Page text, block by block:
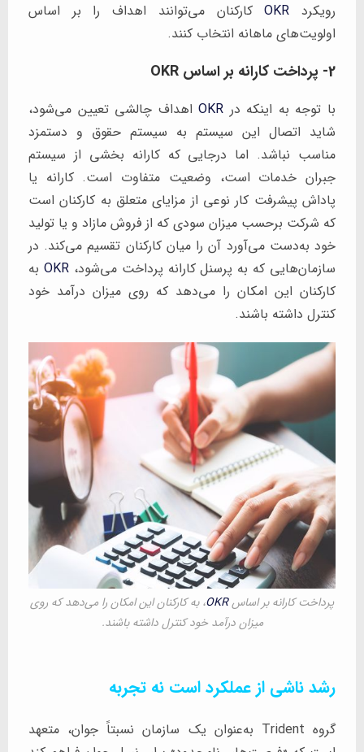
رویکرد OKRکارکنان می‌توانند اهداف را بر اساس
اولویت‌های ماهانه انتخاب کنند.
2- پرداخت کارانه بر اساس OKR
با توجه به اینکه در OKRاهداف چالشی تعیین می‌شود،
شاید اتصال این سیستم به سیستم حقوق و دستمزد
مناسب نباشد. اما درجایی که کارانه بخشی از سیستم
جبران خدمات است، وضعیت متفاوت است. کارانه یا
پاداش پیشرفت کار نوعی از مزایای متعلق به کارکنان است
که شرکت برحسب میزان سودی که از فروش مازاد و یا تولید
خود به‌دست می‌آورد آن را میان کارکنان تقسیم می‌کند. در
سازمان‌هایی که به پرسنل کارانه پرداخت می‌شود،OKR به
کارکنان این امکان را می‌دهد که روی میزان درآمد خود
کنترل داشته باشند.
پرداخت کارانه بر اساسOKR، به کارکنان این امکان را می‌دهد که روی
میزان درآمد خود کنترل داشته باشند.
رشد ناشی از عملکرد است نه تجربه
گروه Trident به‌عنوان یک سازمان نسبتاً جوان، متعهد